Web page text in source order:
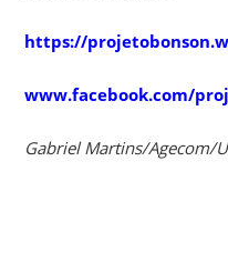
https://
www.facebook.com/
Gabriel Martins/Agecom/